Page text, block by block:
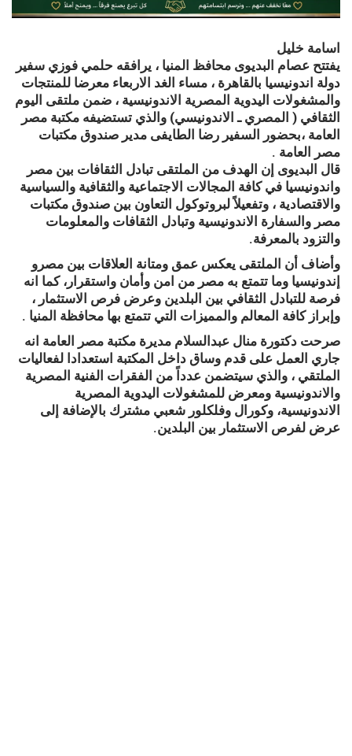
اسامة خليل
يفتتح عصام البديوى محافظ المنيا ، يرافقه حلمي فوزي سفير
دولة اندونيسيا بالقاهرة ، مساء الغد الاربعاء معرضا للمنتجات
والمشغولات اليدوية المصرية الاندونيسية ، ضمن ملتقى اليوم
الثقافي ( المصري ـ الاندونيسي) والذي تستضيفه مكتبة مصر
العامة ،بحضور السفير رضا الطايفى مدير صندوق مكتبات
مصر العامة .
قال البديوى إن الهدف من الملتقى تبادل الثقافات بين مصر
واندونيسيا في كافة المجالات الاجتماعية والثقافية والسياسية
والاقتصادية ، وتفعيلاً لبروتوكول التعاون بين صندوق مكتبات
مصر والسفارة الاندونيسية وتبادل الثقافات والمعلومات
والتزود بالمعرفة.
وأضاف أن الملتقى يعكس عمق ومتانة العلاقات بين مصرو
إندونيسيا وما تتمتع به مصر من امن وأمان واستقرار، كما انه
فرصة للتبادل الثقافي بين البلدين وعرض فرص الاستثمار ،
وإبراز كافة المعالم والمميزات التي تتمتع بها محافظة المنيا .
صرحت دكتورة منال عبدالسلام مديرة مكتبة مصر العامة انه
جاري العمل على قدم وساق داخل المكتبة استعدادا لفعاليات
الملتقي ، والذي سيتضمن عدداً من الفقرات الفنية المصرية
والاندونيسية ومعرض للمشغولات اليدوية المصرية
الاندونيسية، وكورال وفلكلور شعبي مشترك بالإضافة إلى
عرض لفرص الاستثمار بين البلدين.